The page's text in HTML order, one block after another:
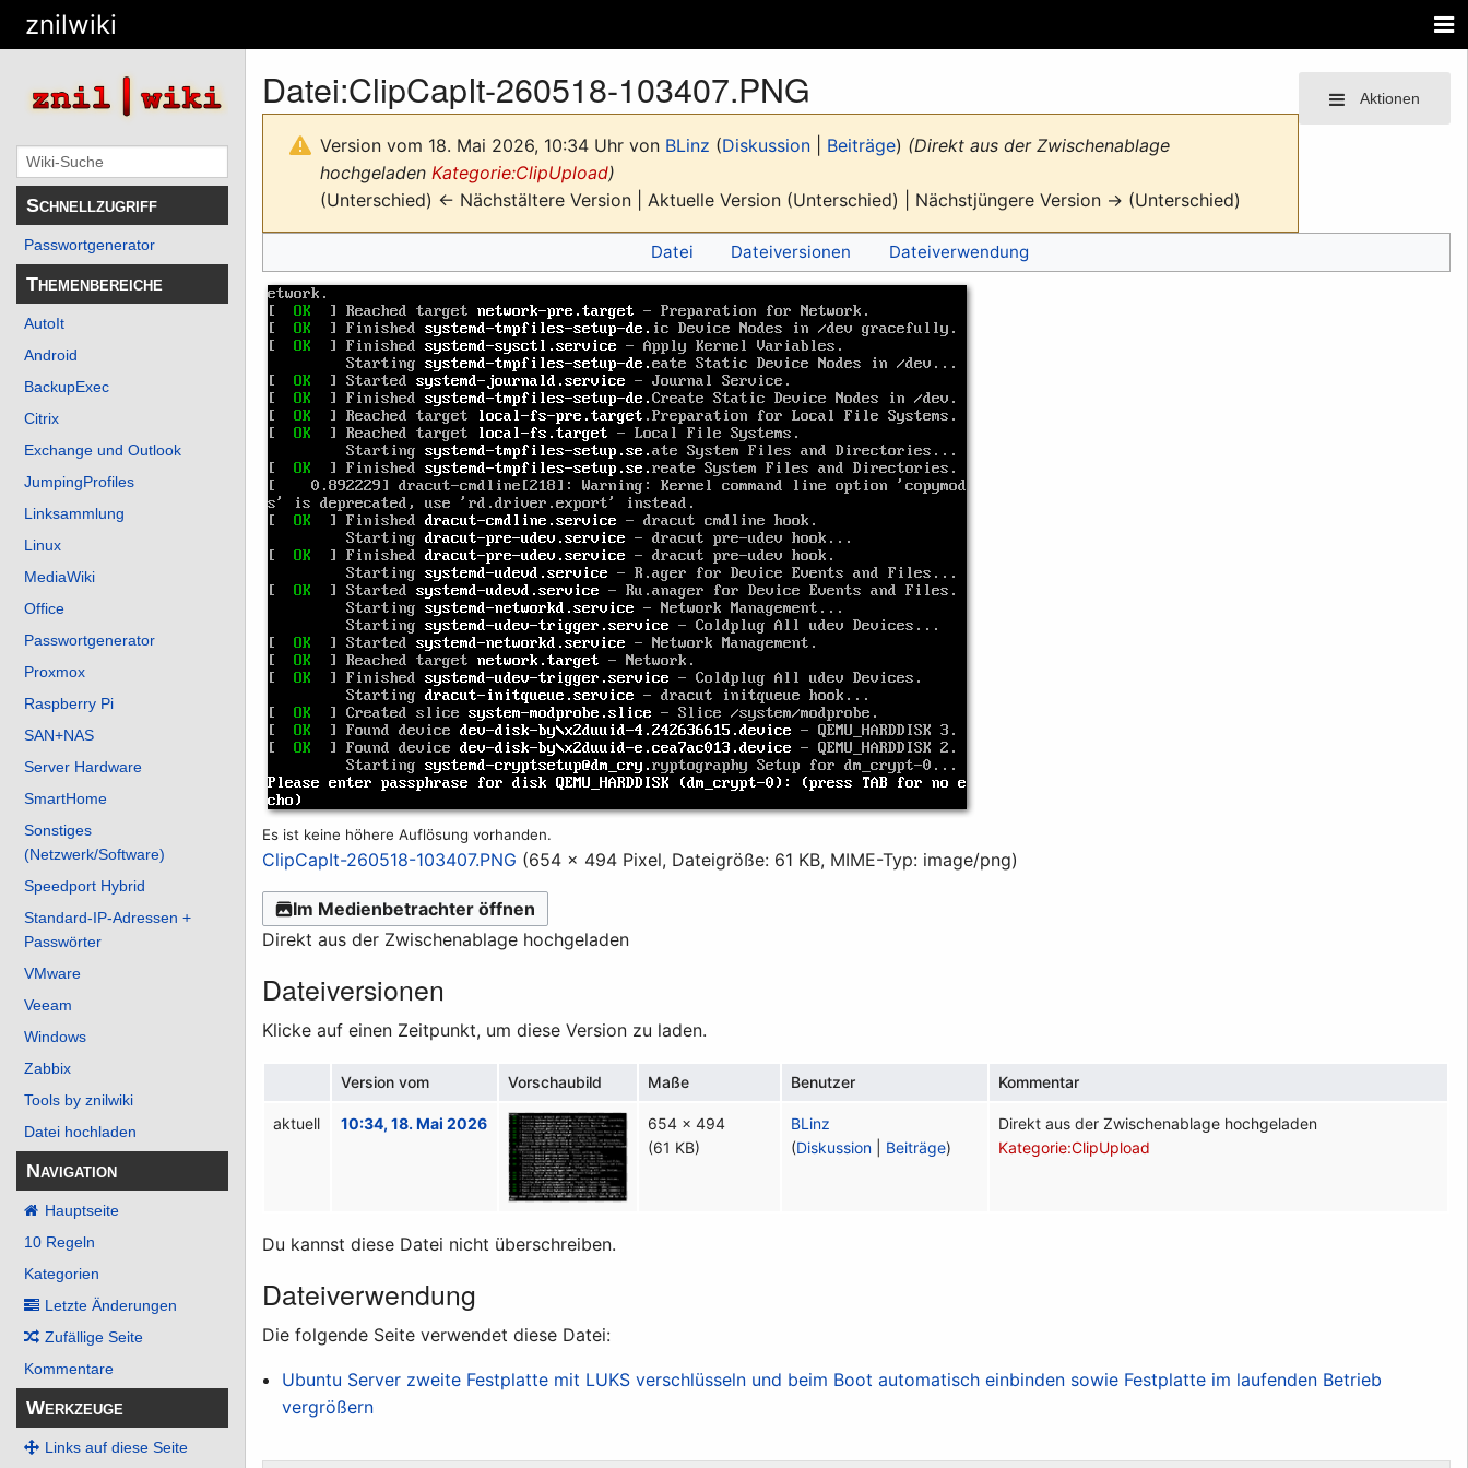
znilwiki
Schnellzugriff
Passwortgenerator
Themenbereiche
AutoIt
Android
BackupExec
Citrix
Exchange und Outlook
JumpingProfiles
Linksammlung
Linux
MediaWiki
Office
Passwortgenerator
Proxmox
Raspberry Pi
SAN+NAS
Server Hardware
SmartHome
Sonstiges
(Netzwerk/Software)
Speedport Hybrid
Standard-IP-Adressen +
Passwörter
VMware
Veeam
Windows
Zabbix
Tools by znilwiki
Datei hochladen
Navigation
Hauptseite
10 Regeln
Kategorien
Letzte Änderungen
Zufällige Seite
Kommentare
Werkzeuge
Links auf diese Seite
Aktionen
Datei:ClipCapIt-260518-103407.PNG
Version vom 18. Mai 2026, 10:34 Uhr von BLinz (Diskussion Beiträge) (Direkt aus der Zwischenablage
hochgeladen Kategorie:ClipUpload)
(Unterschied) ← Nächstältere Version | Aktuelle Version (Unterschied) | Nächstjüngere Version → (Unterschied)
Datei Dateiversionen Dateiverwendung
Es ist keine höhere Auflösung vorhanden.
ClipCapIt-260518-103407.PNG (654 × 494 Pixel, Dateigröße: 61 KB, MIME-Typ: image/png)
Im Medienbetrachter öffnen
Direkt aus der Zwischenablage hochgeladen
Dateiversionen
Klicke auf einen Zeitpunkt, um diese Version zu laden.
Version vom Vorschaubild Maße Benutzer Kommentar
aktuell 10:34, 18. Mai 2026
654 × 494
(61 KB)
BLinz
(Diskussion Beiträge)
Direkt aus der Zwischenablage hochgeladen
Kategorie:ClipUpload
Du kannst diese Datei nicht überschreiben.
Dateiverwendung
Die folgende Seite verwendet diese Datei:
Ubuntu Server zweite Festplatte mit LUKS verschlüsseln und beim Boot automatisch einbinden sowie Festplatte im laufenden Betrieb
vergrößern